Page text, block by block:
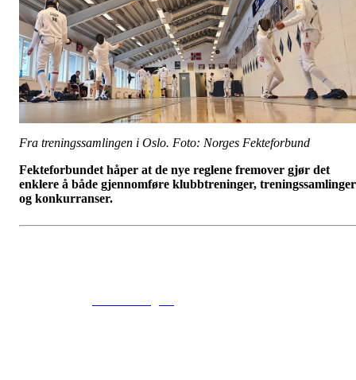
Fra treningssamlingen i Oslo. Foto: Norges Fekteforbund
Fekteforbundet håper at de nye reglene fremover gjør det
enklere å både gjennomføre klubbtreninger, treningssamlinger
og konkurranser.